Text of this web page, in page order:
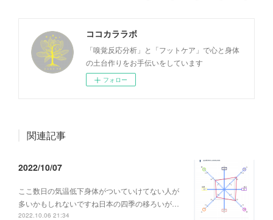
ココカララボ
「嗅覚反応分析」と「フットケア」で心と身体
の土台作りをお手伝いをしています
フォロー
関連記事
2022/10/07
ここ数日の気温低下身体がついていけてない人が
多いかもしれないですね日本の四季の移ろいが…
2022.10.06 21:34